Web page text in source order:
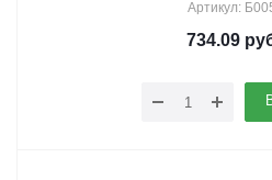
Артикул:
734.09